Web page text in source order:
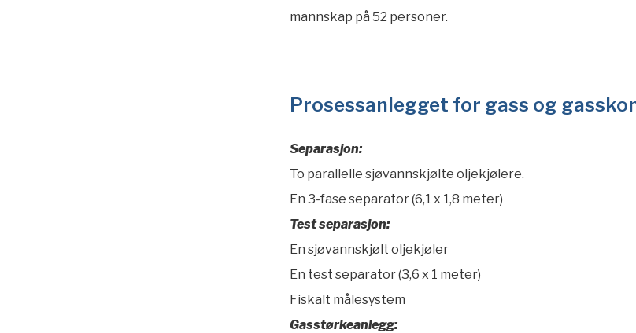
mannskap på 52 personer.
Prosessanlegget for gass og
Separasjon:
To parallelle sjøvannskjølte oljekjølere.
En 3-fase separator (6,1 x 1,8 meter)
Test separasjon:
En sjøvannskjølt oljekjøler
En test separator (3,6 x 1 meter)
Fiskalt målesystem
Gasstørkeanlegg: